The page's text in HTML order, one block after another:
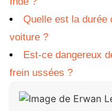
Quelle est la durée
voiture ?
Est-ce dangereux
frein ussées ?